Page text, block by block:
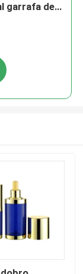
garrafa de